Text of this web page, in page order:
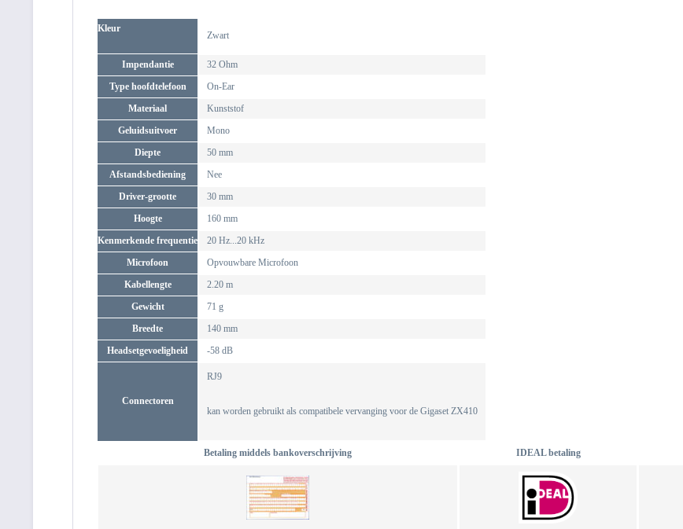
Kleur
Zwart
Impendantie
32 Ohm
Type hoofdtelefoon
On-Ear
Materiaal
Kunststof
Geluidsuitvoer
Mono
Diepte
50 mm
Afstandsbediening
Nee
Driver-grootte
30 mm
Hoogte
160 mm
Kenmerkende frequentie
20 Hz...20 kHz
Microfoon
Opvouwbare Microfoon
Kabellengte
2.20 m
Gewicht
71 g
Breedte
140 mm
Headsetgevoeligheid
-58 dB
Connectoren
RJ9
kan worden gebruikt als compatibele vervanging voor de Gigaset ZX410
Betaling middels bankoverschrijving IDEAL betaling